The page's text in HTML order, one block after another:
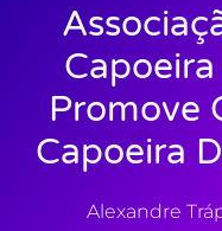
Promove
Capoeira
Alexandre